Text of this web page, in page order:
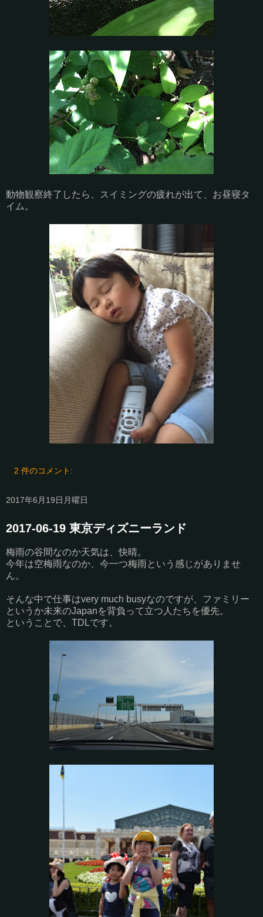
動物観察終了したら、スイミングの疲れが出て、お昼寝タ
イム。
2 件のコメント:
2017年6月19日月曜日
2017-06-19 東京ディズニーランド
梅雨の谷間なのか天気は、快晴。
今年は空梅雨なのか、今一つ梅雨という感じがありませ
ん。
そんな中で仕事はvery much busyなのですが、ファミリー
というか未来のJapanを背負って立つ人たちを優先。
ということで、TDLです。